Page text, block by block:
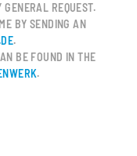
GENERAL REQUEST.
BY SENDING AN
.
BE FOUND IN THE
.